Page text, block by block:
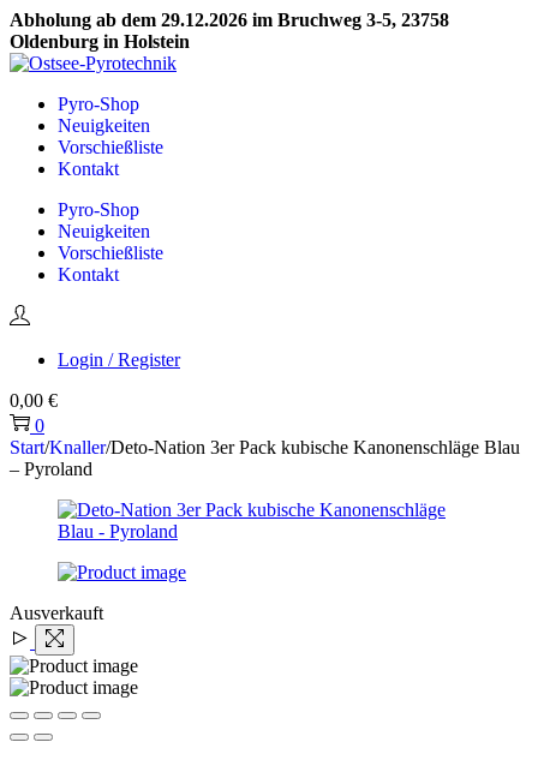
Abholung ab dem 29.12.2026 im Bruchweg 3-5, 23758
Oldenburg in Holstein
Skip
navigation
Skip
contentPyro-Shop
Neuigkeiten
Vorschießliste
Kontakt
Pyro-Shop
Neuigkeiten
Vorschießliste
Kontakt
Login / Register
0,00 €
0
Start/Knaller/Deto-Nation 3er Pack kubische Kanonenschläge Blau
– Pyroland
Ausverkauft